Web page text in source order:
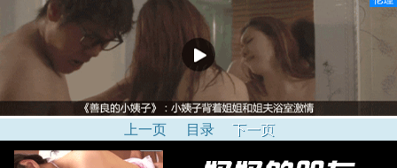
上一页 目录 下一页